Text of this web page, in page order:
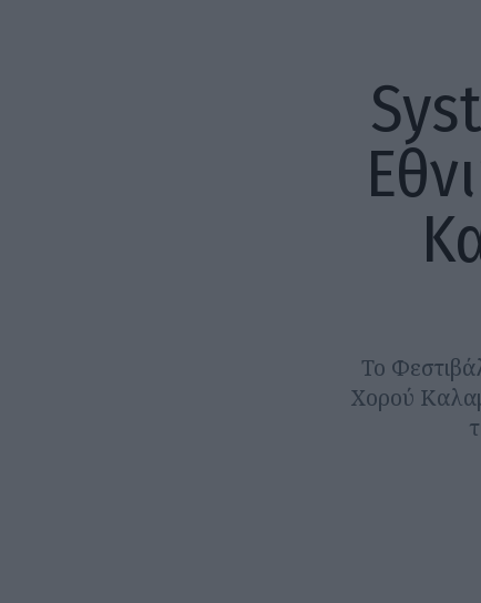
Το
Χορού